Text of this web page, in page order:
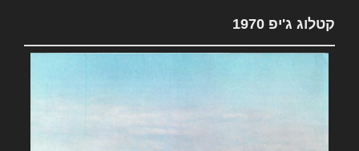
קטלוג ג'יפ 1970